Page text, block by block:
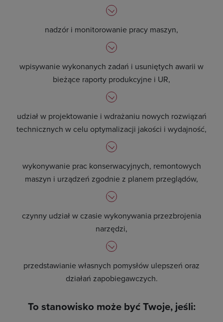
nadzór i monitorowanie pracy maszyn,
wpisywanie wykonanych zadań i usuniętych awarii w
bieżące raporty produkcyjne i UR,
udział w projektowanie i wdrażaniu nowych rozwiązań
technicznych w celu optymalizacji jakości i wydajność,
wykonywanie prac konserwacyjnych, remontowych
maszyn i urządzeń zgodnie z planem przeglądów,
czynny udział w czasie wykonywania przezbrojenia
narzędzi,
przedstawianie własnych pomysłów ulepszeń oraz
działań zapobiegawczych.
To stanowisko może być Twoje, jeśli: